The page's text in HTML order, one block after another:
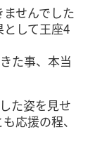
せんでした
して王座4
た事、本当
た姿を見せ
応援の程、